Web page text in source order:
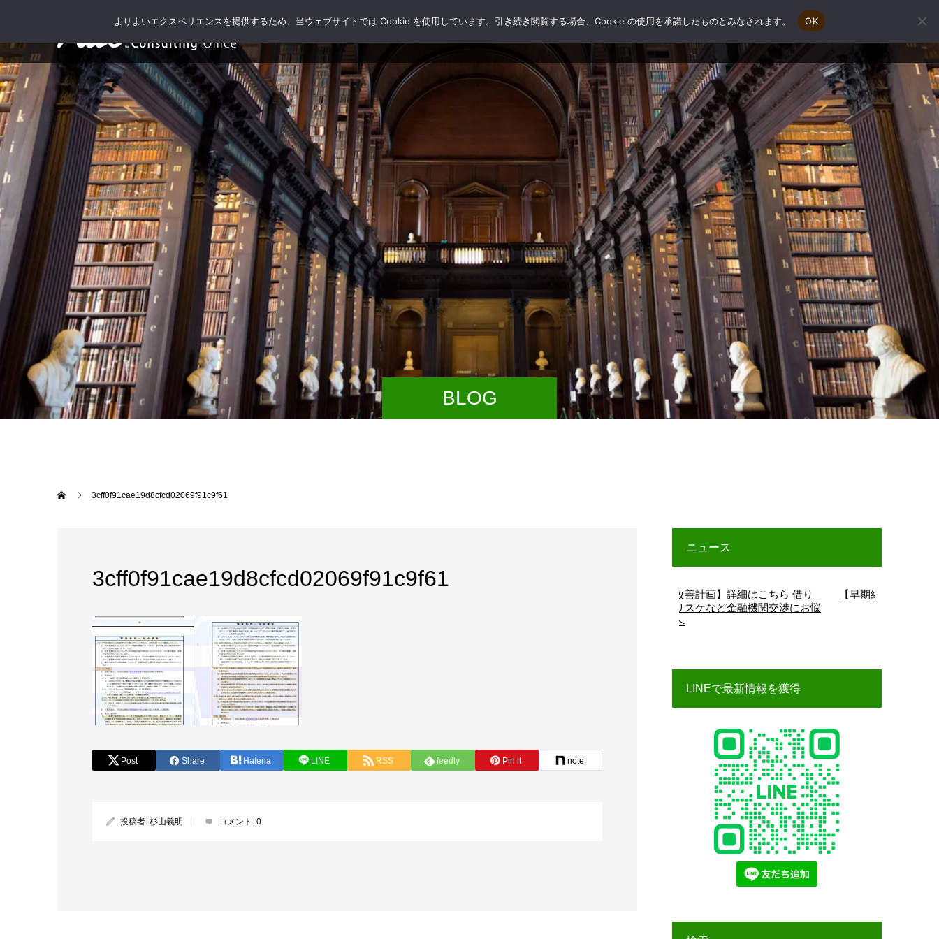
お問い合わせ
BLOG
3cff0f91cae19d8cfcd02069f91c9f61
3cff0f91cae19d8cfcd02069f91c9f61
Post Share Hatena LINE RSS feedly Pin it note
投稿者: 杉山義明 コメント: 0
ニュース
【経営改善計画】詳細はこちら 借り
換え、リスケなど金融機関交渉にお悩
【早期経営改善計画】詳細はこ
LINEで最新情報を獲得
よりよいエクスペリエンスを提供するため、当ウェブサイトでは Cookie を使用しています。引き続き閲覧する場合、Cookie の使用を承諾したものとみなされます。 OK